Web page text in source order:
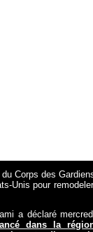
Corps des
Unis pour
a déclaré
dans la